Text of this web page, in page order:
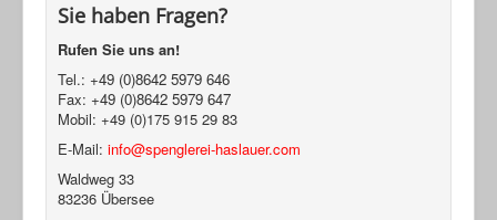
Sie haben Fragen?
Rufen Sie uns an!
Tel.: +49 (0)8642 5979 646
Fax: +49 (0)8642 5979 647
Mobil: +49 (0)175 915 29 83
E-Mail: info@spenglerei-haslauer.com
Waldweg 33
83236 Übersee